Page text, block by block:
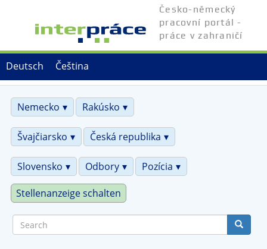
Čeština
Deutsch
Česko-německý
pracovní portál -
práce v zahraničí
Nemecko Rakúsko
Švajčiarsko Česká republika
Slovensko Odbory Pozícia
Stellenanzeige schalten